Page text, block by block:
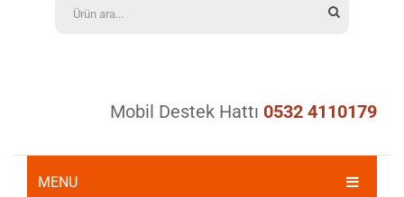
Mobil Destek Hattı 0532 4110179
MENU